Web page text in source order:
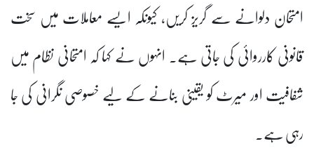
امتحان دلوانے سے گریز کریں، کیونکہ ایسے معاملات میں سخت
قانونی کارروائی کی جاتی ہے۔ انہوں نے کہا کہ امتحانی نظام میں
شفافیت اور میرٹ کو یقینی بنانے کے لیے خصوصی نگرانی کی جا
رہی ہے۔